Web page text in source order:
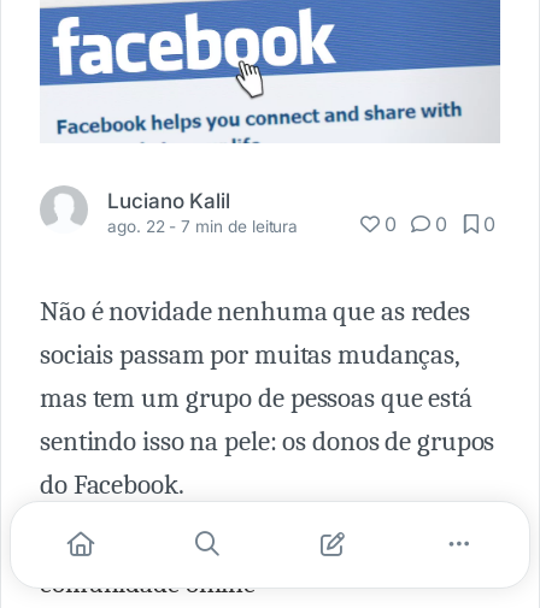
Luciano Kalil
ago. 22 -7 min de leitura 0 0 0
Não é novidade nenhuma que as redes
sociais passam por muitas mudanças,
mas tem um grupo de pessoas que está
sentindo isso na pele: os donos de grupos
do Facebook.
LEIA MAIS
Como criar uma
comunidade online